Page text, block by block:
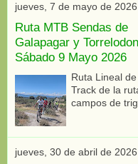
jueves, 7 de mayo de 2026
Ruta MTB Sendas de
Galapagar y
Sábado 9 Mayo 2026
Ruta Lineal
Track de la
campos de
jueves, 30 de abril de 2026